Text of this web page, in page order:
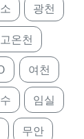
광천
온천
여천
임실
무안